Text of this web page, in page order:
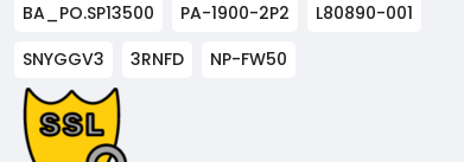
BA_PO.SP13500 PA-1900-2P2
L80890-001
SNYGGV3
3RNFD NP-FW50